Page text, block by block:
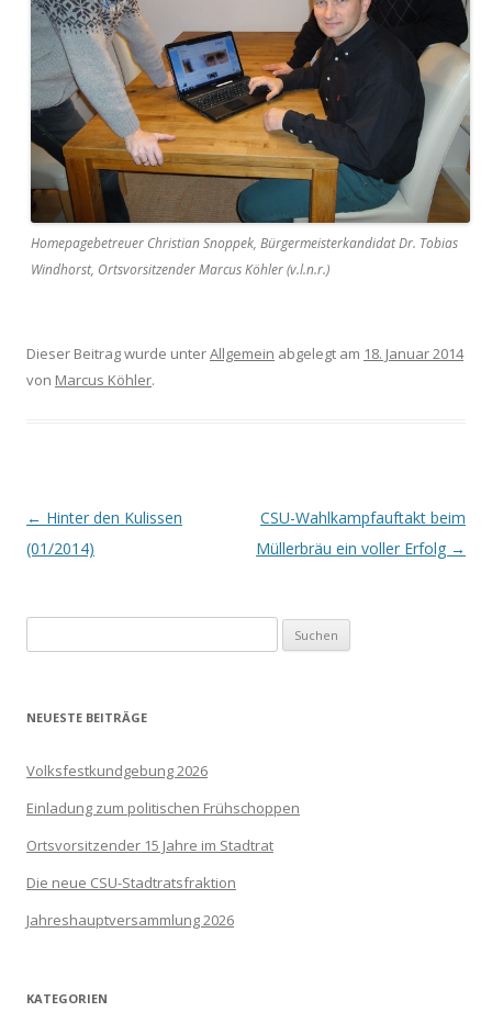
Homepagebetreuer Christian Snoppek, Bürgermeisterkandidat Dr. Tobias
Windhorst, Ortsvorsitzender Marcus Köhler (v.l.n.r.)
Dieser Beitrag wurde unterAllgemein abgelegt am 18. Januar 2014
von Marcus Köhler.
Beitrags-
Navigation
← Hinter den Kulissen
(01/2014)
CSU-Wahlkampfauftakt beim
Müllerbräu ein voller Erfolg →
nach:
NEUESTE BEITRÄGE
Volksfestkundgebung 2026
Einladung zum politischen Frühschoppen
Ortsvorsitzender 15 Jahre im Stadtrat
Die neue CSU-Stadtratsfraktion
Jahreshauptversammlung 2026
KATEGORIEN